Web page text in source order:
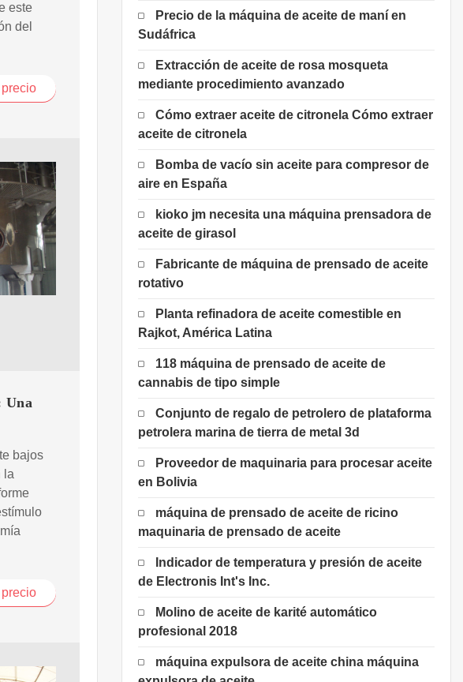
este
del
Una
bajos
la
Precio de la máquina de aceite de maní en
Sudáfrica
Extracción de aceite de rosa mosqueta
mediante procedimiento avanzado
Cómo extraer aceite de citronela Cómo extraer
aceite de citronela
Bomba de vacío sin aceite para compresor de
aire en España
kioko jm necesita una máquina prensadora de
aceite de girasol
Fabricante de máquina de prensado de aceite
rotativo
Planta refinadora de aceite comestible en
Rajkot, América Latina
118 máquina de prensado de aceite de
cannabis de tipo simple
Conjunto de regalo de petrolero de plataforma
petrolera marina de tierra de metal 3d
Proveedor de maquinaria para procesar aceite
en Bolivia
máquina de prensado de aceite de ricino
maquinaria de prensado de aceite
Indicador de temperatura y presión de aceite
de Electronis Int's Inc.
Molino de aceite de karité automático
profesional 2018
máquina expulsora de aceite china máquina